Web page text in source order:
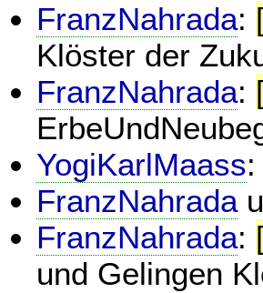
FranzNahrada:
Klöster der
FranzNahrada:
YogiKarlMaass
FranzNahrada
FranzNahrada:
und Gelingen